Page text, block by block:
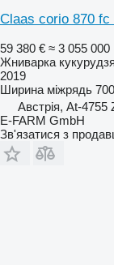
Claas corio 870 fc
59 380 € ≈ 3 055 000
Жниварка
2019
Ширина міжрядь
Австрія, At-4755
E-FARM GmbH
Зв'язатися з